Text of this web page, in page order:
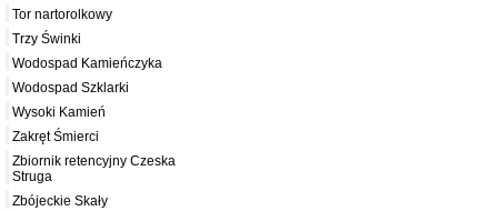
Tor nartorolkowy
Trzy Świnki
Wodospad Kamieńczyka
Wodospad Szklarki
Wysoki Kamień
Zakręt Śmierci
Zbiornik retencyjny Czeska
Struga
Zbójeckie Skały